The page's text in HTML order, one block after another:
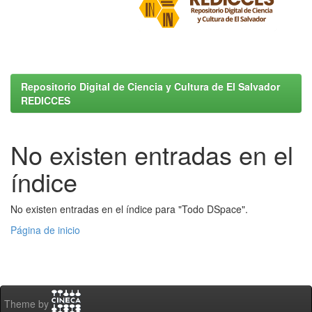
Repositorio Digital de Ciencia y Cultura de El Salvador
REDICCES
No existen entradas en el
índice
No existen entradas en el índice para "Todo DSpace".
Página de inicio
Theme by